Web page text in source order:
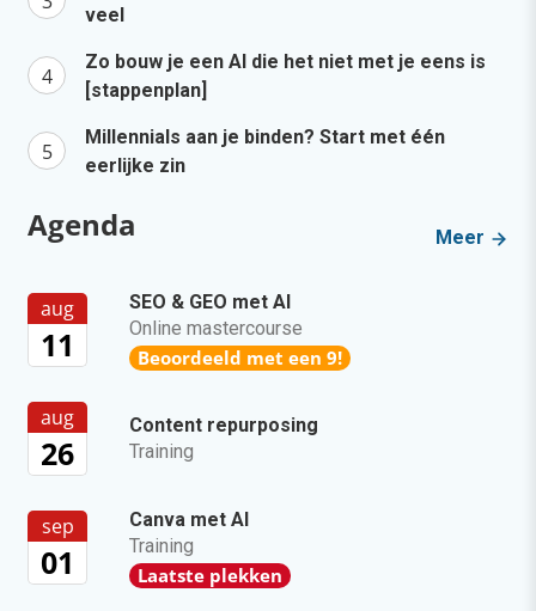
veel
Zo bouw je een AI die het niet met je eens is
[stappenplan]
Millennials aan je binden? Start met één
eerlijke zin
Agenda Meer
aug
11
SEO & GEO met AI
Online mastercourse
Beoordeeld met een 9!
aug
26
Content repurposing
Training
sep
01
Canva met AI
Training
Laatste plekken